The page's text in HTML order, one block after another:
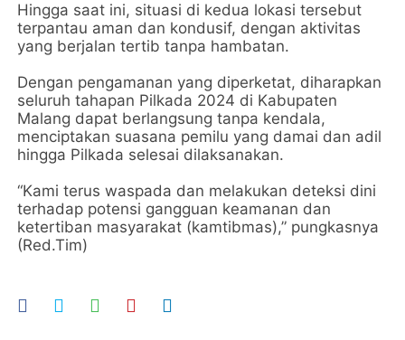
Hingga saat ini, situasi di kedua lokasi tersebut
terpantau aman dan kondusif, dengan aktivitas
yang berjalan tertib tanpa hambatan.
Dengan pengamanan yang diperketat, diharapkan
seluruh tahapan Pilkada 2024 di Kabupaten
Malang dapat berlangsung tanpa kendala,
menciptakan suasana pemilu yang damai dan adil
hingga Pilkada selesai dilaksanakan.
“Kami terus waspada dan melakukan deteksi dini
terhadap potensi gangguan keamanan dan
ketertiban masyarakat (kamtibmas),” pungkasnya
(Red.Tim)